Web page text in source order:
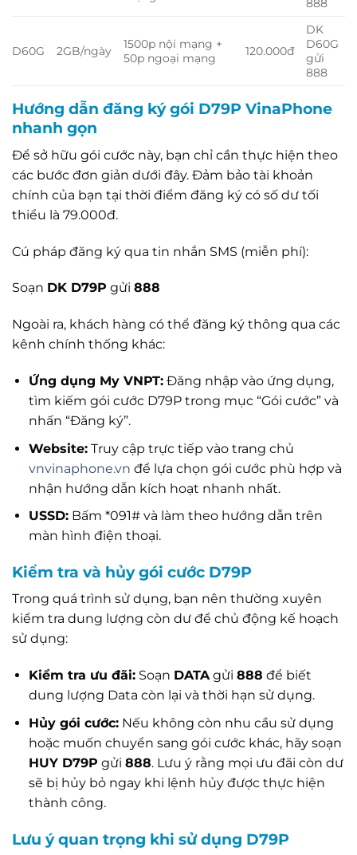
888
D60G 2GB/ngày
1500p nội mạng +
50p ngoại mạng
120.000đ
DK
D60G
gửi
888
Hướng dẫn đăng ký gói D79P VinaPhone
nhanh gọn
Để sở hữu gói cước này, bạn chỉ cần thực hiện theo
các bước đơn giản dưới đây. Đảm bảo tài khoản
chính của bạn tại thời điểm đăng ký có số dư tối
thiểu là 79.000đ.
Cú pháp đăng ký qua tin nhắn SMS (miễn phí):
Soạn DK D79P gửi 888
Ngoài ra, khách hàng có thể đăng ký thông qua các
kênh chính thống khác:
Ứng dụng My VNPT:Đăng nhập vào ứng dụng,
tìm kiếm gói cước D79P trong mục “Gói cước” và
nhấn “Đăng ký”.
Website:Truy cập trực tiếp vào trang chủ
vnvinaphone.vn để lựa chọn gói cước phù hợp và
nhận hướng dẫn kích hoạt nhanh nhất.
USSD:Bấm *091# và làm theo hướng dẫn trên
màn hình điện thoại.
Kiểm tra và hủy gói cước D79P
Trong quá trình sử dụng, bạn nên thường xuyên
kiểm tra dung lượng còn dư để chủ động kế hoạch
sử dụng:
Kiểm tra ưu đãi:Soạn DATAgửi 888 để biết
dung lượng Data còn lại và thời hạn sử dụng.
Hủy gói cước:Nếu không còn nhu cầu sử dụng
hoặc muốn chuyển sang gói cước khác, hãy soạn
HUY D79P gửi 888. Lưu ý rằng mọi ưu đãi còn dư
sẽ bị hủy bỏ ngay khi lệnh hủy được thực hiện
thành công.
Lưu ý quan trọng khi sử dụng D79P